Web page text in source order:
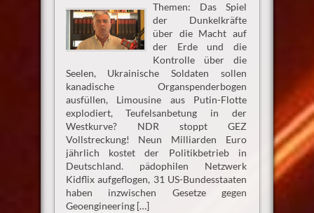
Themen: Das Spiel
der Dunkelkräfte
über die Macht auf
der Erde und die
Kontrolle über die
Seelen, Ukrainische Soldaten sollen
kanadische Organspenderbogen
ausfüllen, Limousine aus Putin-Flotte
explodiert, Teufelsanbetung in der
Westkurve? NDR stoppt GEZ
Vollstreckung! Neun Milliarden Euro
jährlich kostet der Politikbetrieb in
Deutschland. pädophilen Netzwerk
Kidflix aufgeflogen, 31 US-Bundesstaaten
haben inzwischen Gesetze gegen
Geoengineering […]